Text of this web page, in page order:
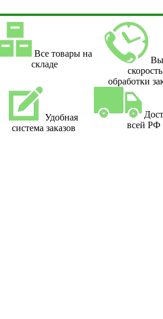
Все товары на
складе
скорость
обработки
Удобная
система заказов
всей РФ